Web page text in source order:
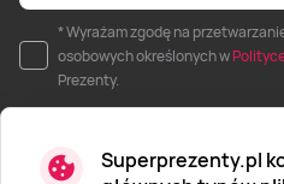
Superprezenty.pl
* Wyrażam zgodę na
osobowych określonych w
Prezenty.